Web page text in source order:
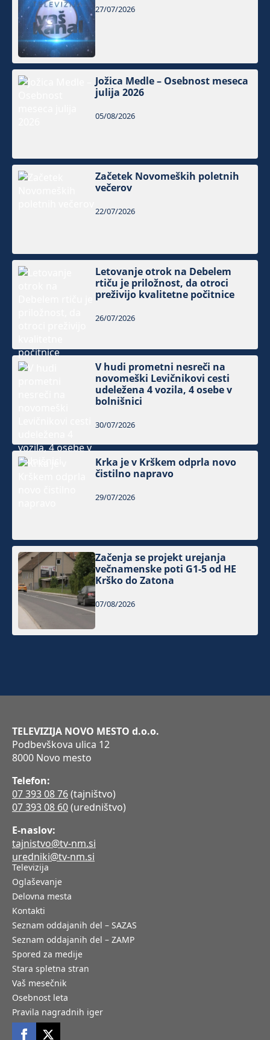
27/07/2026
Jožica Medle – Osebnost meseca
julija 2026
05/08/2026
Začetek Novomeških poletnih
večerov
22/07/2026
Letovanje otrok na Debelem
rtiču je priložnost, da otroci
preživijo kvalitetne počitnice
26/07/2026
V hudi prometni nesreči na
novomeški Levičnikovi cesti
udeležena 4 vozila, 4 osebe v
bolnišnici
30/07/2026
Krka je v Krškem odprla novo
čistilno napravo
29/07/2026
Začenja se projekt urejanja
večnamenske poti G1-5 od HE
Krško do Zatona
07/08/2026
TELEVIZIJA NOVO MESTO d.o.o.
Podbevškova ulica 12
8000 Novo mesto
Telefon:
07 393 08 76(tajništvo)
07 393 08 60(uredništvo)
E-naslov:
tajnistvo@tv-nm.si
uredniki@tv-nm.si
Televizija
Oglaševanje
Delovna mesta
Kontakti
Seznam oddajanih del – SAZAS
Seznam oddajanih del – ZAMP
Spored za medije
Stara spletna stran
Vaš mesečnik
Osebnost leta
Pravila nagradnih iger